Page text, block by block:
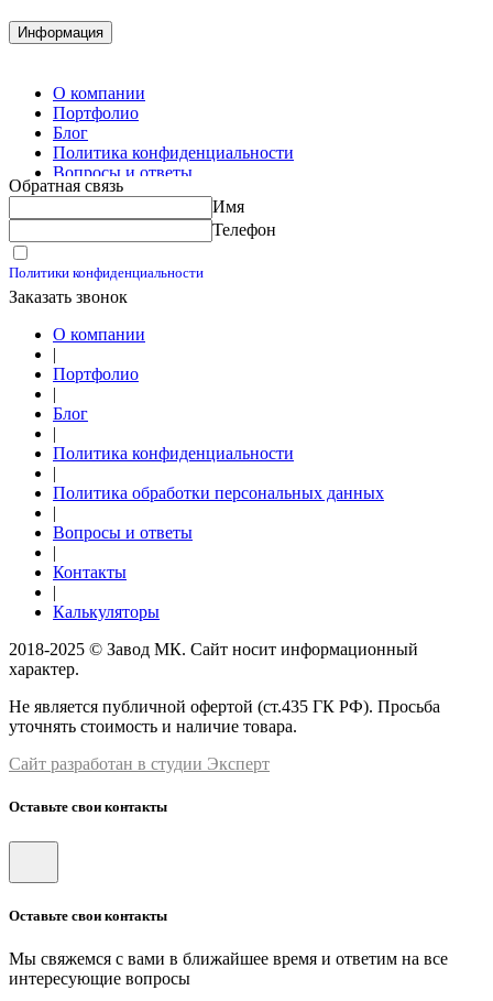
Комплектация металлопроката
Изготовление винтовых свай
Информация
О компании
Портфолио
Блог
Политика конфиденциальности
Вопросы и ответы
Контакты
Обратная связь
Имя
Телефон
Политики конфиденциальности
Заказать звонок
О компании
|
Портфолио
|
Блог
|
Политика конфиденциальности
|
Политика обработки персональных данных
|
Вопросы и ответы
|
Контакты
|
Калькуляторы
2018-2025 © Завод МК. Сайт носит информационный
характер.
Не является публичной офертой (ст.435 ГК РФ). Просьба
уточнять стоимость и наличие товара.
Сайт разработан в студии Эксперт
Оставьте свои контакты
Оставьте свои контакты
Мы свяжемся с вами в ближайшее время и ответим на все
интересующие вопросы